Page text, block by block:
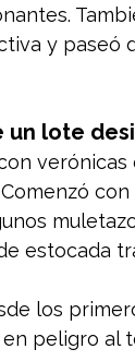
y paseó
un lote
estocada
los
peligro al